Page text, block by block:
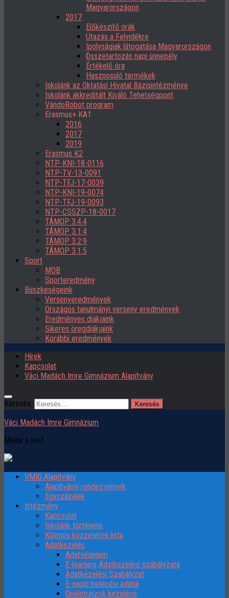
Magyarországon
2017
Előkészítő órák
Utazás a Felvidékre
Ipolyságiak látogatása Magyarországon
Összetartozás napi ünnepély
Értékelő óra
Hasznosuló termékek
Iskolánk az Oktatási Hivatal Bázisintézménye
Iskolánk akkreditált Kiváló Tehetségpont
VándoRobot program
Erasmus+ KA1
2016
2017
2019
Erasmus K2
NTP-KNI-18-0116
NTP-TV-13-0091
NTP-TFJ-17-0039
NTP-KNI-19-0074
NTP-TFJ-19-0093
NTP-CSSZP-18-0017
TÁMOP 3.4.4
TÁMOP 3.1.4
TÁMOP 3.2.9
TÁMOP 3.1.5
Sport
MOB
Sporteredmény
Büszkeségeink
Versenyeredmények
Országos tanulmányi verseny eredmények
Eredményes diákjaink
Sikeres öregdiákjaink
Korábbi eredmények
Hírek
Kapcsolat
Váci Madách Imre Gimnázium Alapítvány
Keresés:
Váci Madách Imre Gimnázium
Miénk a jövő
VMIG Alapítvány
Alapítványi rendezvények
Egyszázalék
Intézmény
Kapcsolat
Iskolánk története
Különös közzétételi lista
Adatkezelés
Adatvédelem
E-learning Adatkezelési szabályzata
Adatkezelési Szabályzat
E-napló belépési adatai
Önéletrajzok kezelése